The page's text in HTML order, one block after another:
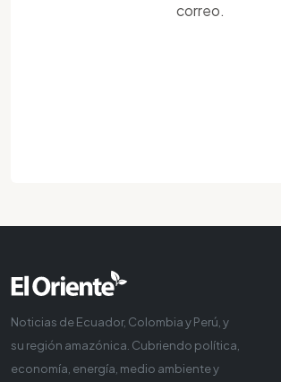
correo.
Noticias de Ecuador, Colombia y Perú, y
su región amazónica. Cubriendo política,
economía, energía, medio ambiente y